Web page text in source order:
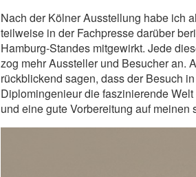
Nach der Kölner Ausstellung habe ich
teilweise in der Fachpresse darüber
Hamburg-Standes mitgewirkt. Jede
zog mehr Aussteller und Besucher an.
rückblickend sagen, dass der Besuch
Diplomingenieur die faszinierende
und eine gute Vorbereitung auf meinen